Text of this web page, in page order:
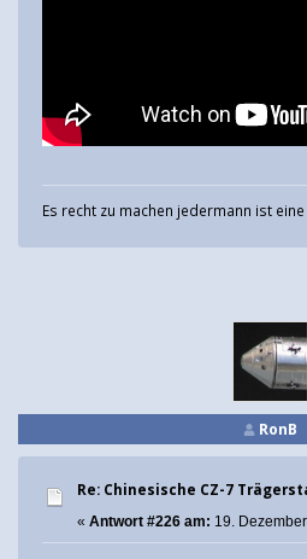
Es recht zu machen jedermann ist
RonB
Re: Chinesische CZ-7
« Antwort #226 am: 19.